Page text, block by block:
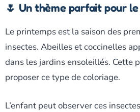
🌷 Un thème parfait pour
Le printemps est la saison des
insectes. Abeilles et coccinelles
dans les jardins ensoleillés. Cette
proposer ce type de coloriage.
L’enfant peut observer ces